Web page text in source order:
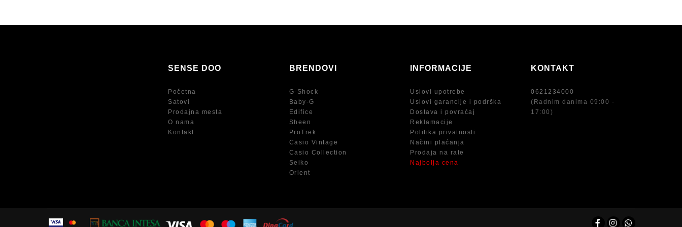
SENSE DOO
Početna
Satovi
Prodajna mesta
O nama
Kontakt
BRENDOVI
G-Shock
Baby-G
Edifice
Sheen
ProTrek
Casio Vintage
Casio Collection
Seiko
Orient
INFORMACIJE
Uslovi upotrebe
Uslovi garancije i podrška
Dostava i povraćaj
Reklamacije
Politika privatnosti
Načini plaćanja
Prodaja na rate
Najbolja cena
KONTAKT
0621234000
(Radnim danima 09:00 -
17:00)